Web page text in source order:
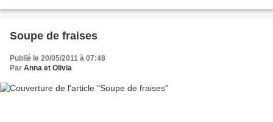
Soupe de fraises
Publié le 20/05/2011 à 07:48
Par Anna et Olivia